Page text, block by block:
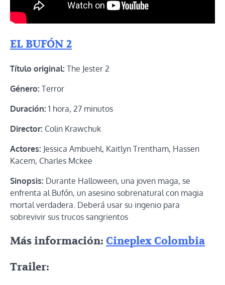
EL BUFÓN 2
Título original: The Jester 2
Género: Terror
Duración: 1 hora, 27 minutos
Director: Colin Krawchuk
Actores: Jessica Ambuehl, Kaitlyn Trentham, Hassen
Kacem, Charles Mckee
Sinopsis: Durante Halloween, una joven maga, se
enfrenta al Bufón, un asesino sobrenatural con magia
mortal verdadera. Deberá usar su ingenio para
sobrevivir sus trucos sangrientos
Más información: Cineplex Colombia
Trailer: